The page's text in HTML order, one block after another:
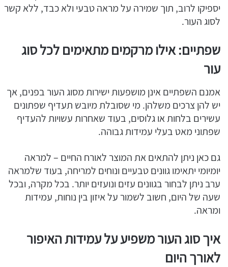
יספיקו לרוב, תוך שמירה על מראה טבעי ולא כבד, ללא קשר
לסוג העור.
שפתיים: אילו מרקמים מתאימים לכל סוג
עור
אמנם השפתיים אינן מושפעות ישירות מסוג העור בפנים, אך
יש להן צרכים משלהן. מי שסובלת מיובש תעדיף שפתונים
עשירים בלחות או גלוסים, בעוד שאחרות עשויות להעדיף
שפתוני מאט בעלי עמידות גבוהה.
גם כאן ניתן להתאים את המוצר לאורח החיים – למראה
יומיומי יתאימו גוונים טבעיים ונוחים למריחה, בעוד שלמראה
ערב ניתן לבחור בגוונים עזים ונועזים יותר. בכל מקרה, ובכל
שעה של היום, חשוב לשמור על איזון בין נוחות, עמידות
ומראה.
איך סוג העור משפיע על עמידות האיפור
לאורך היום